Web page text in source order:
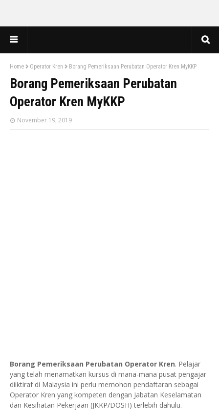
Home Operator Kren Borang Pemeriksaan Perubatan Operator Kren MyKKP
Borang Pemeriksaan Perubatan
Operator Kren MyKKP
November 19, 2019
Borang Pemeriksaan Perubatan Operator Kren. Pelajar
yang telah menamatkan kursus di mana-mana pusat pengajar
diiktiraf di Malaysia ini perlu memohon pendaftaran sebagai
Operator Kren yang kompeten dengan Jabatan Keselamatan
dan Kesihatan Pekerjaan (JKKP/DOSH) terlebih dahulu.